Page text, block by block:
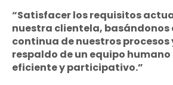
“Satisfacer los requisitos
nuestra clientela, basándonos
continua de nuestros procesos
respaldo de un equipo
eficiente y participativo.”